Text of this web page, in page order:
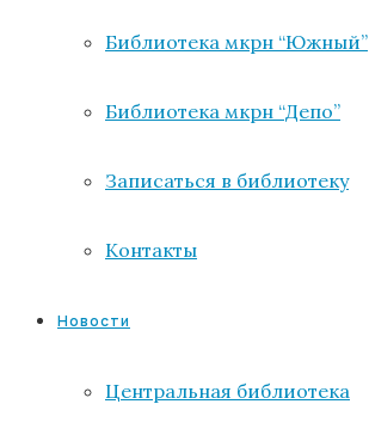
Библиотека мкрн “Южный”
Библиотека мкрн “Депо”
Записаться в библиотеку
Контакты
Новости
Центральная библиотека